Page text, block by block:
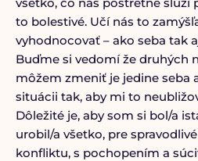
to bolestivé. Učí nás to
vyhodnocovať – ako seba tak
Buďme si vedomí že druhých
môžem zmeniť je jedine seba
situácii tak, aby mi to
Dôležité je, aby som si bol/a
urobil/a všetko, pre
konfliktu, s pochopením a